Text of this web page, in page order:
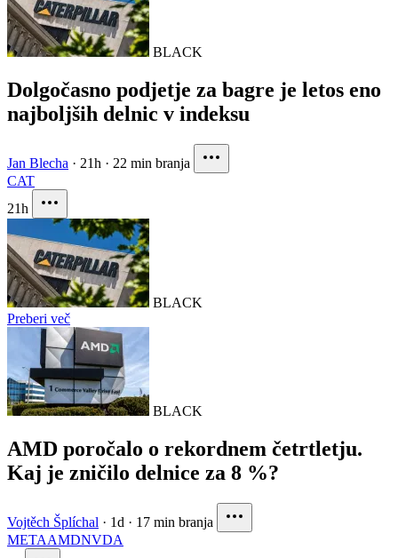
BLACK
Dolgočasno podjetje za bagre je letos eno
najboljših delnic v indeksu
Jan Blecha · 21h · 22 min branja
CAT
21h
BLACK
Preberi več
BLACK
AMD poročalo o rekordnem četrtletju.
Kaj je zničilo delnice za 8 %?
Vojtěch Šplíchal · 1d · 17 min branja
METAAMDNVDA